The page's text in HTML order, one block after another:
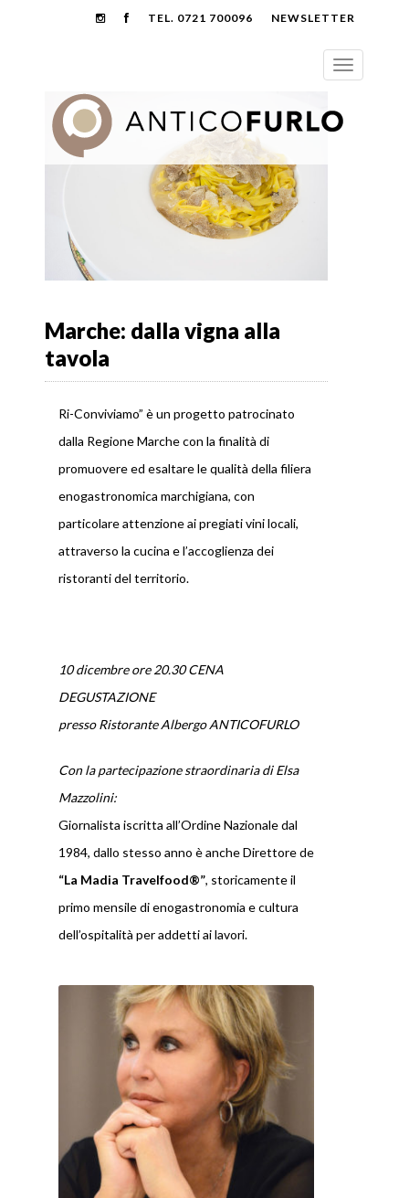
NEWSLETTER
TEL. 0721 700096
Marche: dalla vigna alla
tavola
Ri-Conviviamo” è un progetto patrocinato
dalla Regione Marche con la finalità di
promuovere ed esaltare le qualità della filiera
enogastronomica marchigiana, con
particolare attenzione ai pregiati vini locali,
attraverso la cucina e l’accoglienza dei
ristoranti del territorio.
10 dicembre ore 20.30 CENA
DEGUSTAZIONE
presso Ristorante Albergo ANTICOFURLO
Con la partecipazione straordinaria di Elsa
Mazzolini:
Giornalista iscritta all’Ordine Nazionale dal
1984, dallo stesso anno è anche Direttore de
“La Madia Travelfood®”, storicamente il
primo mensile di enogastronomia e cultura
dell’ospitalità per addetti ai lavori.